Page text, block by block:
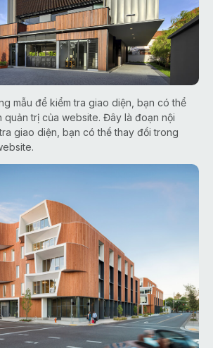
mẫu để kiểm tra giao diện, bạn có thể
quản trị của website. Đây là đoạn nội
giao diện, bạn có thể thay đổi trong